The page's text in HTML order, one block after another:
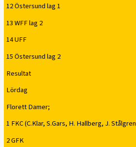
12 Östersund lag 1
13 WFF lag 2
14 UFF
15 Östersund lag 2
Resultat
Lördag
Florett Damer;
1 FKC (C.Klar, S.Gars, H. Hallberg, J. Stålgren
2 GFK